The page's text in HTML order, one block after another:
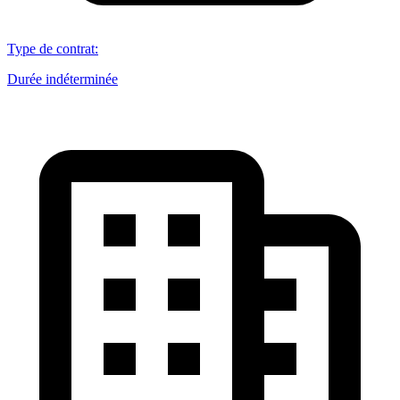
Type de contrat:
Durée indéterminée